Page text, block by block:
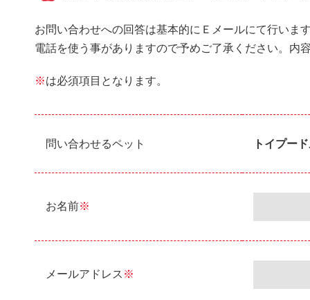
お問い合わせへの回答は基本的にＥメールにて行いま
電話を使う事がありますので予めご了承ください。内
※は必須項目となります。
問い合わせるペット トイプー
お名前※
メールアドレス ※